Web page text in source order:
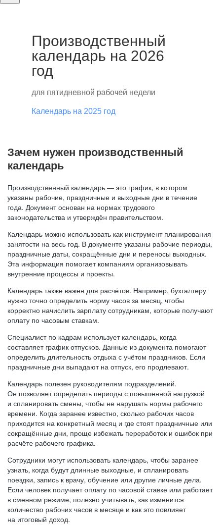
Производственный
календарь на 2026
год
для пятидневной рабочей недели
Календарь на 2025 год
Зачем нужен производственный
календарь
Производственный календарь — это график, в котором
указаны рабочие, праздничные и выходные дни в течение
года. Документ основан на нормах трудового
законодательства и утверждён правительством.
Календарь можно использовать как инструмент планирования
занятости на весь год. В документе указаны рабочие периоды,
праздничные даты, сокращённые дни и переносы выходных.
Эта информация помогает компаниям организовывать
внутренние процессы и проекты.
Календарь также важен для расчётов. Например, бухгалтеру
нужно точно определить норму часов за месяц, чтобы
корректно начислить зарплату сотрудникам, которые получают
оплату по часовым ставкам.
Специалист по кадрам использует календарь, когда
составляет график отпусков. Данные из документа помогают
определить длительность отдыха с учётом праздников. Если
праздничные дни выпадают на отпуск, его продлевают.
Календарь полезен руководителям подразделений.
Он позволяет определить периоды с повышенной нагрузкой
и спланировать смены, чтобы не нарушать нормы рабочего
времени. Когда заранее известно, сколько рабочих часов
приходится на конкретный месяц и где стоят праздничные или
сокращённые дни, проще избежать переработок и ошибок при
расчёте рабочего графика.
Сотрудники могут использовать календарь, чтобы заранее
узнать, когда будут длинные выходные, и спланировать
поездки, запись к врачу, обучение или другие личные дела.
Если человек получает оплату по часовой ставке или работает
в сменном режиме, полезно учитывать, как изменится
количество рабочих часов в месяце и как это повлияет
на итоговый доход.